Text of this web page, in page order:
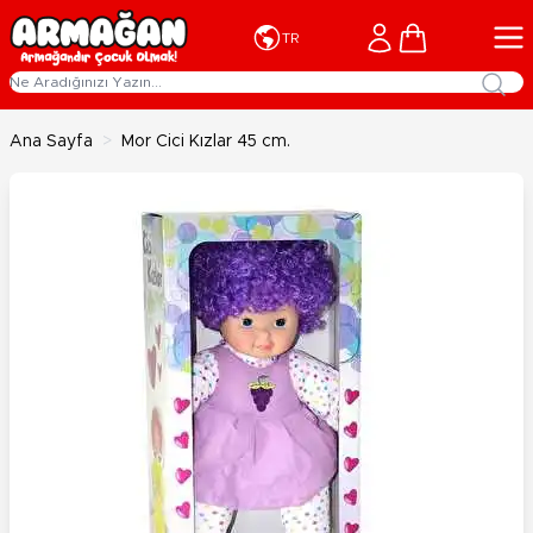
İçeriğe geç
TR Cart
Ana Sayfa > Mor Cici Kızlar 45 cm.